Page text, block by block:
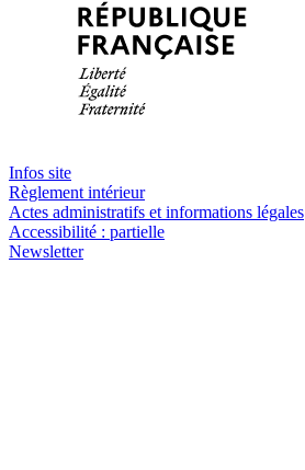
Infos site
Règlement intérieur
Actes administratifs et informations légales
Accessibilité : partielle
Newsletter